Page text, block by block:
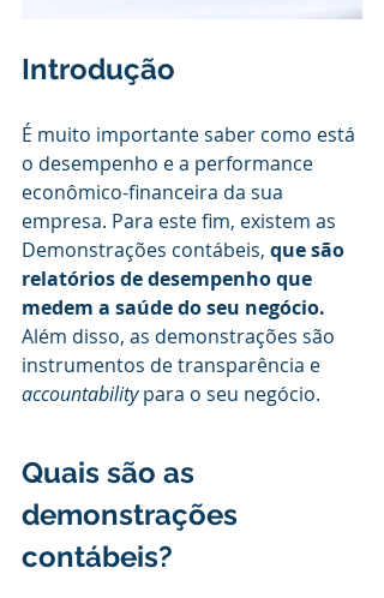
Introdução
É muito importante saber como está
o desempenho e a performance
econômico-financeira da sua
empresa. Para este fim, existem as
Demonstrações contábeis, que são
relatórios de desempenho que
medem a saúde do seu negócio.
Além disso, as demonstrações são
instrumentos de transparência e
accountability para o seu negócio.
Quais são as
demonstrações
contábeis?